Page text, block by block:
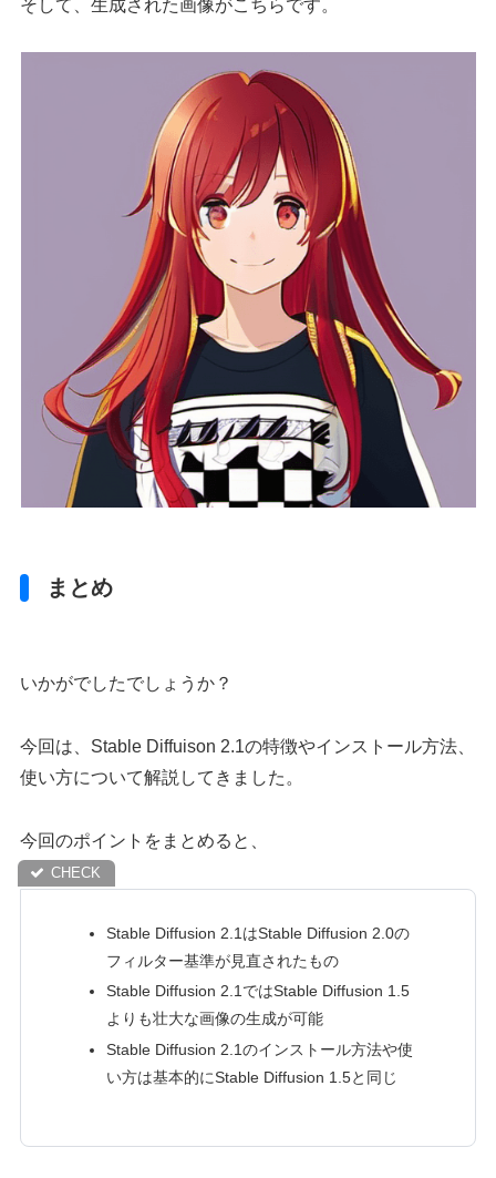
そして、生成された画像がこちらです。
まとめ
いかがでしたでしょうか？
今回は、Stable Diffuison 2.1の特徴やインストール方法、
使い方について解説してきました。
今回のポイントをまとめると、
Stable Diffusion 2.1はStable Diffusion 2.0の
フィルター基準が見直されたもの
Stable Diffusion 2.1ではStable Diffusion 1.5
よりも壮大な画像の生成が可能
Stable Diffusion 2.1のインストール方法や使
い方は基本的にStable Diffusion 1.5と同じ